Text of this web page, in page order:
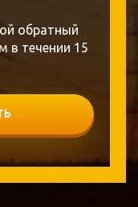
обратный
в течении 15